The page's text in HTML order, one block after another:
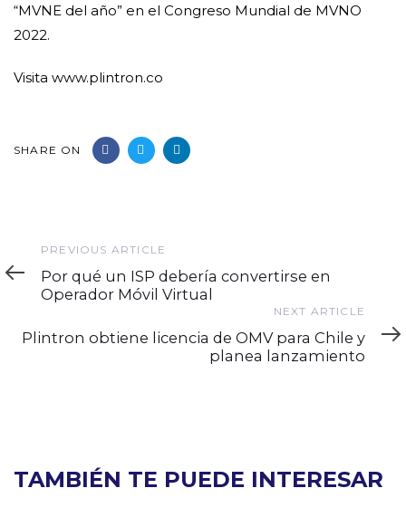
“MVNE del año” en el Congreso Mundial de MVNO
2022.
Visita www.plintron.co
SHARE ON
Previous
Article
PREVIOUS ARTICLE
Por qué un ISP debería convertirse en
Operador Móvil Virtual
Article
NEXT ARTICLE
Plintron obtiene licencia de OMV para Chile y
planea lanzamiento
TAMBIÉN TE PUEDE INTERESAR